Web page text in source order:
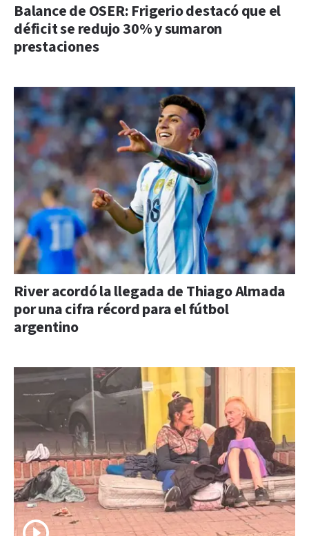
Balance de OSER: Frigerio destacó que el
déficit se redujo 30% y sumaron
prestaciones
River acordó la llegada de Thiago Almada
por una cifra récord para el fútbol
argentino